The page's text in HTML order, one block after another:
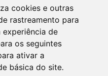
cookies e outras
rastreamento para
experiência de
os seguintes
ativar a
básica do site.